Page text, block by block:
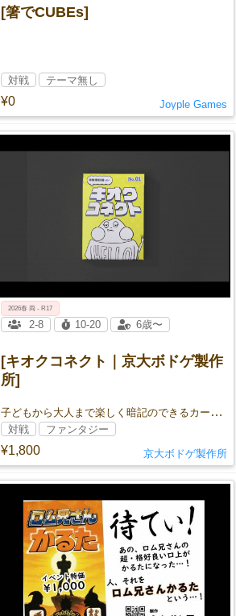
[箸でCUBEs]
¥0
対戦 テーマ無し
Joyple Games
[キオクコネクト｜京大ボドゲ製作
所]
子どもから大人まで楽しく暗記のできるカードゲーム型知育玩具
¥1,800
2026春 両 - R17
2-8 10-20 6歳〜
対戦 ファンタジー
京大ボドゲ製作所